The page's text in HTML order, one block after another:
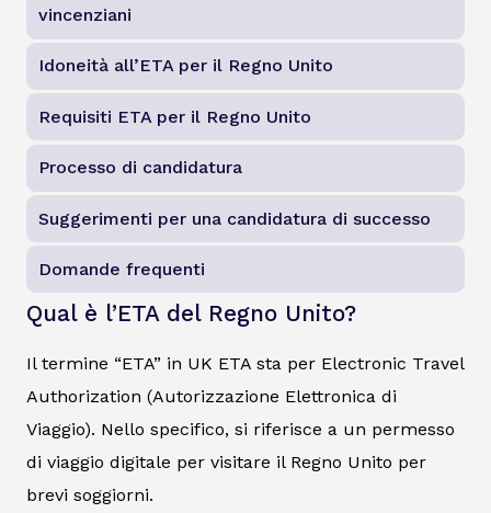
vincenziani
Idoneità all’ETA per il Regno Unito
Requisiti ETA per il Regno Unito
Processo di candidatura
Suggerimenti per una candidatura di successo
Domande frequenti
Qual è l’ETA del Regno Unito?
Il termine “ETA” in UK ETA sta per Electronic Travel
Authorization (Autorizzazione Elettronica di
Viaggio). Nello specifico, si riferisce a un permesso
di viaggio digitale per visitare il Regno Unito per
brevi soggiorni.